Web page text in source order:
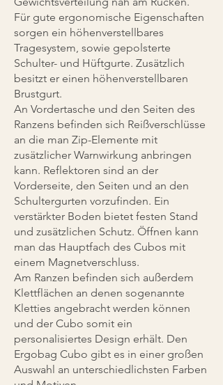
Für gute ergonomische Eigenschaften
sorgen ein höhenverstellbares
Tragesystem, sowie gepolsterte
Schulter- und Hüftgurte. Zusätzlich
besitzt er einen höhenverstellbaren
Brustgurt.
An Vordertasche und den Seiten des
Ranzens befinden sich Reißverschlüsse
an die man Zip-Elemente mit
zusätzlicher Warnwirkung anbringen
kann. Reflektoren sind an der
Vorderseite, den Seiten und an den
Schultergurten vorzufinden. Ein
verstärkter Boden bietet festen Stand
und zusätzlichen Schutz. Öffnen kann
man das Hauptfach des Cubos mit
einem Magnetverschluss.
Am Ranzen befinden sich außerdem
Klettflächen an denen sogenannte
Kletties angebracht werden können
und der Cubo somit ein
personalisiertes Design erhält. Den
Ergobag Cubo gibt es in einer großen
Auswahl an unterschiedlichsten Farben